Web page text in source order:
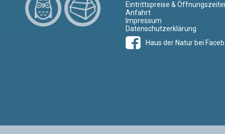
Eintrittspreise &
Anfahrt
Impressum
Datenschutzerklärung
Haus der Natur bei